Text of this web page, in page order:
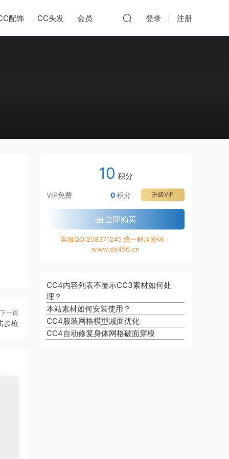
配饰 CC头发 会员 登录 注册
下一篇
步枪
10 积分
VIP免费 升级VIP
0积分
立即购买
客服QQ:258371245 统一解压密码：
www.ds456.cn
CC4内容列表不显示CC3素材如何处
理？
本站素材如何安装使用？
CC4服装网格模型减面优化
CC4自动修复身体网格破面穿模